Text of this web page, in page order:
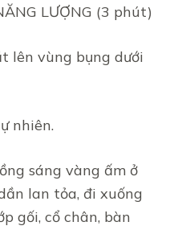
LƯỢNG (3 phút)
lên vùng bụng dưới
nhiên.
sáng vàng ấm ở
lan tỏa, đi xuống
gối, cổ chân, bàn